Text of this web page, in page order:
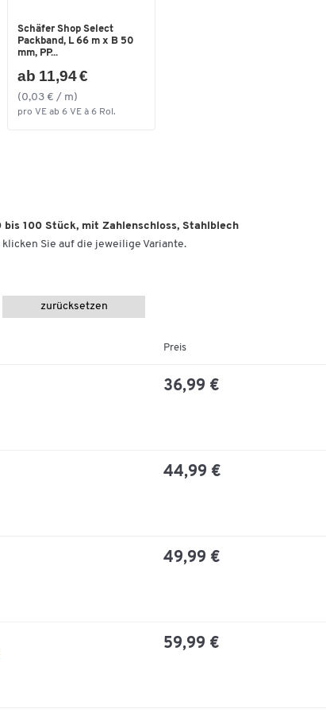
Schäfer Shop Select
Packband, L 66 m x B 50
mm, PP...
ab 11,94 €
(0,03 € / m)
pro VE ab 6 VE à 6 Rol.
100 Stück, mit Zahlenschloss, Stahlblech
Sie auf die jeweilige Variante.
zurücksetzen
Preis
36,99 €
44,99 €
49,99 €
59,99 €